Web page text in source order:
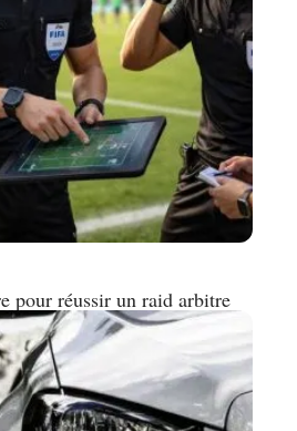
pour réussir un raid arbitre